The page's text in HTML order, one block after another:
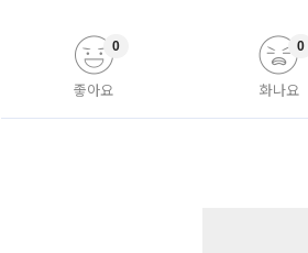
좋아요
0
화나요
0